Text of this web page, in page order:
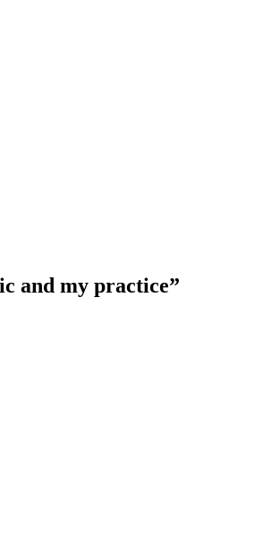
and my practice”